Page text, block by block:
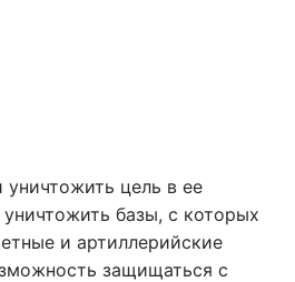
цель в ее
базы, с которых
и артиллерийские
защищаться с